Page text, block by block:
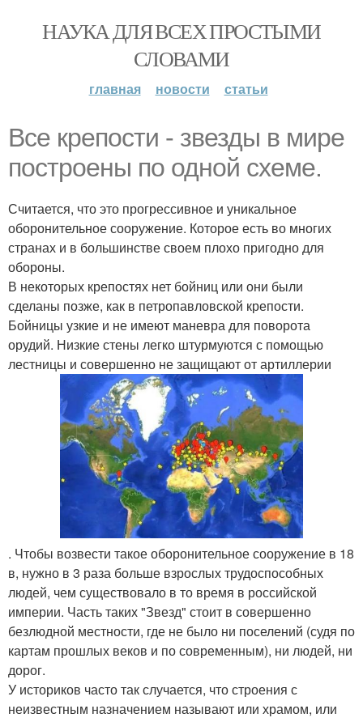
НАУКА ДЛЯ ВСЕХ ПРОСТЫМИ
СЛОВАМИ
главная новости статьи
Все крепости - звезды в мире
построены по одной схеме.
Считается, что это прогрессивное и уникальное
оборонительное сооружение. Которое есть во многих
странах и в большинстве своем плохо пригодно для
обороны.
В некоторых крепостях нет бойниц или они были
сделаны позже, как в петропавловской крепости.
Бойницы узкие и не имеют маневра для поворота
орудий. Низкие стены легко штурмуются с помощью
лестницы и совершенно не защищают от артиллерии
. Чтобы возвести такое оборонительное сооружение в 18
в, нужно в 3 раза больше взрослых трудоспособных
людей, чем существовало в то время в российской
империи. Часть таких "Звезд" стоит в совершенно
безлюдной местности, где не было ни поселений (судя по
картам прошлых веков и по современным), ни людей, ни
дорог.
У историков часто так случается, что строения с
неизвестным назначением называют или храмом, или